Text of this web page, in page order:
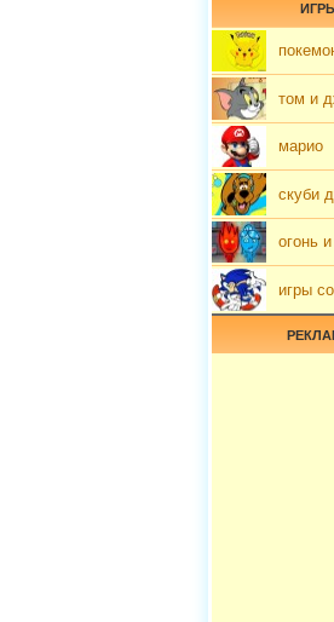
том и
марио
скуби
огонь
игры